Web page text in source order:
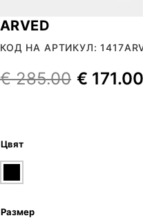
ARVED
КОД НА АРТИКУЛ:
€285.00 € 171.00
Цвят
Размер